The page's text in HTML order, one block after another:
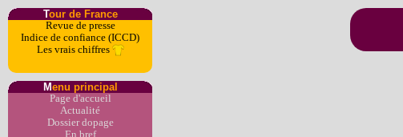
Tour de France
Revue de presse
Indice de confiance (ICCD)
Les vrais chiffres
Menu principal
Page d'accueil
Actualité
Dossier dopage
En bref